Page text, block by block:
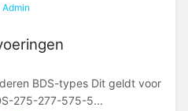
BDS-types Dit geldt voor
275-277-575-5...